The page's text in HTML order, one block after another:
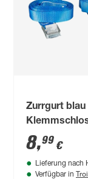
Zurrgurt
300 cm 2
8,99 €
Lieferung nach
Verfügbar in